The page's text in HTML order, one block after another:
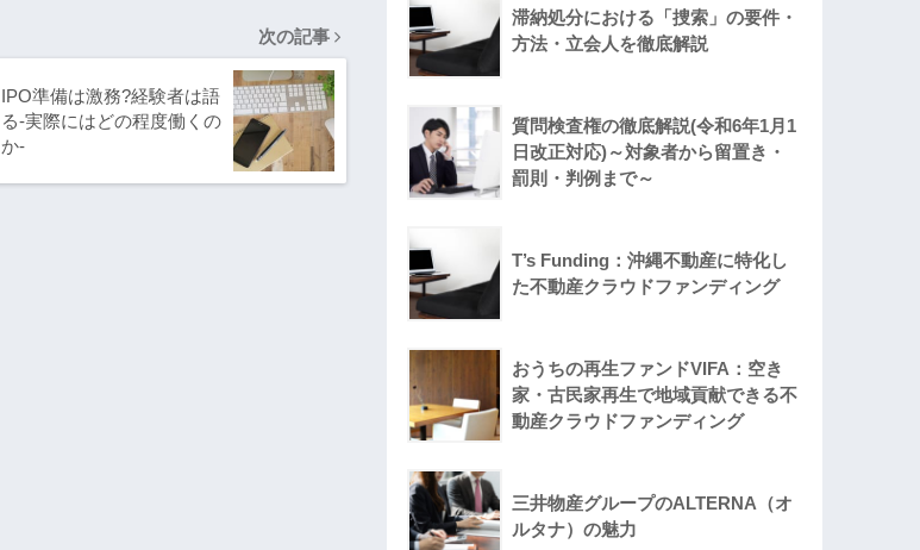
次の記事
IPO準備は激務?経験者は語
る-実際にはどの程度働くの
か-
滞納処分における「捜索」の要件・
方法・立会人を徹底解説
質問検査権の徹底解説(令和6年1月1
日改正対応)～対象者から留置き・
罰則・判例まで～
T’s Funding：沖縄不動産に特化し
た不動産クラウドファンディング
おうちの再生ファンドVIFA：空き
家・古民家再生で地域貢献できる不
動産クラウドファンディング
三井物産グループのALTERNA（オ
ルタナ）の魅力